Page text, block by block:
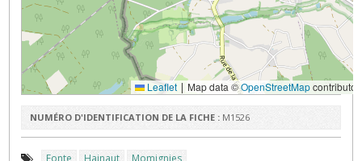
Leaflet | Map data ©OpenStreetMap
NUMÉRO D'IDENTIFICATION DE LA FICHE : M1526
Fonte Hainaut
Momignies